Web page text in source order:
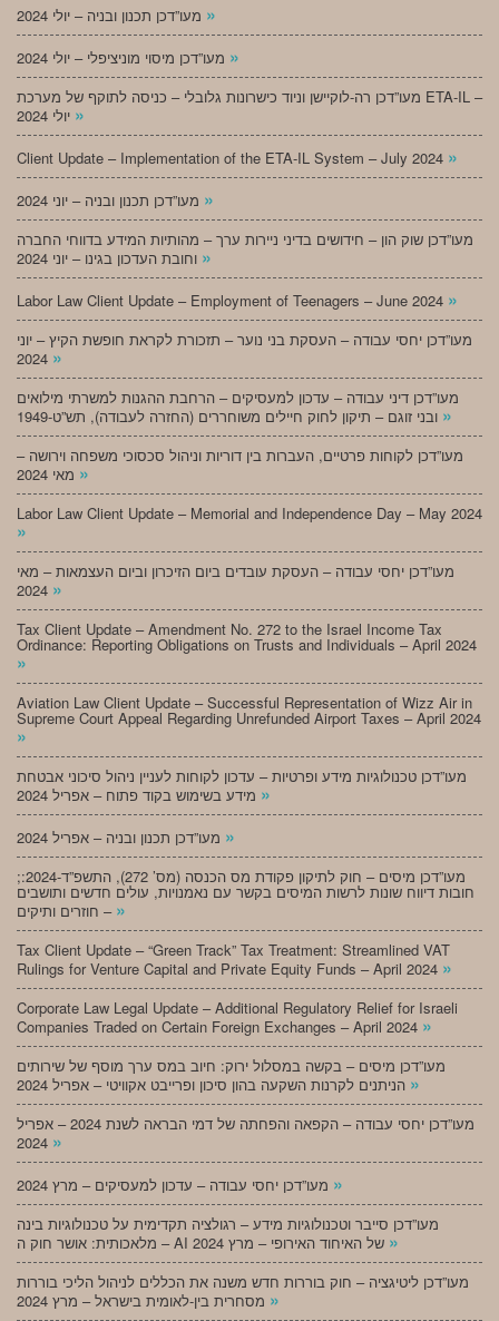
»
»
מעו”דכן רה-לוקיישן וניוד כישרונות גלובלי – כניסה לתוקף של מערכת ETA-IL –
»
Client Update – Implementation of the ETA-IL System – July 2024 »
»
מעו”דכן שוק הון – חידושים בדיני ניירות ערך – מהותיות המידע בדווחי החברה
»
Labor Law Client Update – Employment of Teenagers – June 2024 »
מעו”דכן יחסי עבודה – העסקת בני נוער – תזכורת לקראת חופשת הקיץ – יוני
»
מעו”דכן דיני עבודה – עדכון למעסיקים – הרחבת ההגנות למשרתי מילואים
»
מעו”דכן לקוחות פרטיים, העברות בין דוריות וניהול סכסוכי משפחה וירושה –
»
Labor Law Client Update – Memorial and Independence Day – May 2024
»
מעו”דכן יחסי עבודה – העסקת עובדים ביום הזיכרון וביום העצמאות – מאי
»
Tax Client Update – Amendment No. 272 to the Israel Income Tax
Ordinance: Reporting Obligations on Trusts and Individuals – April 2024
»
Aviation Law Client Update – Successful Representation of Wizz Air in
Supreme Court Appeal Regarding Unrefunded Airport Taxes – April 2024
»
מעו”דכן טכנולוגיות מידע ופרטיות – עדכון לקוחות לעניין ניהול סיכוני אבטחת
»
»
;מעו”דכן מיסים – חוק לתיקון פקודת מס הכנסה (מס’ 272), התשפ”ד-2024:
חובות דיווח שונות לרשות המיסים בקשר עם נאמנויות, עולים חדשים ותושבים
חוזרים ותיקים – »
Tax Client Update – “Green Track” Tax Treatment: Streamlined VAT
Rulings for Venture Capital and Private Equity Funds – April 2024 »
Corporate Law Legal Update – Additional Regulatory Relief for Israeli
Companies Traded on Certain Foreign Exchanges – April 2024 »
מעו”דכן מיסים – בקשה במסלול ירוק: חיוב במס ערך מוסף של שירותים
»
מעו”דכן יחסי עבודה – הקפאה והפחתה של דמי הבראה לשנת 2024 – אפריל
»
»
מעו”דכן סייבר וטכנולוגיות מידע – רגולציה תקדימית על טכנולוגיות בינה
»
מעו”דכן ליטיגציה – חוק בוררות חדש משנה את הכללים לניהול הליכי בוררות
»